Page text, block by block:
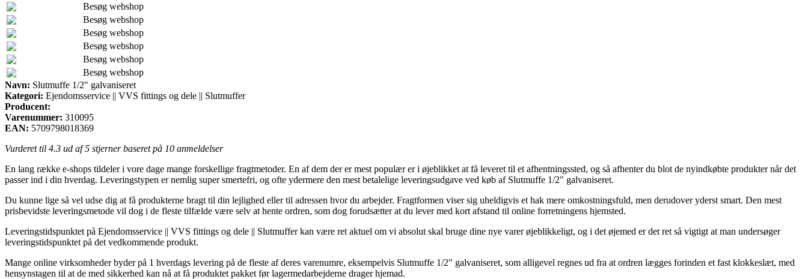
Besøg webshop
Besøg webshop
Besøg webshop
Besøg webshop
Besøg webshop
Besøg webshop
Navn: Slutmuffe 1/2" galvaniseret
Kategori: Ejendomsservice || VVS fittings og dele || Slutmuffer
Producent:
Varenummer: 310095
EAN: 5709798018369
Vurderet til 4.3 ud af 5 stjerner baseret på 10 anmeldelser
En lang række e-shops tildeler i vore dage mange forskellige fragtmetoder. En af dem der er mest populær er i øjeblikket at få leveret til et afhentningssted, og så afhenter du blot de nyindkøbte produkter når det
passer ind i din hverdag. Leveringstypen er nemlig super smertefri, og ofte ydermere den mest betalelige leveringsudgave ved køb af Slutmuffe 1/2" galvaniseret.
Du kunne lige så vel udse dig at få produkterne bragt til din lejlighed eller til adressen hvor du arbejder. Fragtformen viser sig uheldigvis et hak mere omkostningsfuld, men derudover yderst smart. Den mest
prisbevidste leveringsmetode vil dog i de fleste tilfælde være selv at hente ordren, som dog forudsætter at du lever med kort afstand til online forretningens hjemsted.
Leveringstidspunktet på Ejendomsservice || VVS fittings og dele || Slutmuffer kan være ret aktuel om vi absolut skal bruge dine nye varer øjeblikkeligt, og i det øjemed er det ret så vigtigt at man undersøger
leveringstidspunktet på det vedkommende produkt.
Mange online virksomheder byder på 1 hverdags levering på de fleste af deres varenumre, eksempelvis Slutmuffe 1/2" galvaniseret, som alligevel regnes ud fra at ordren lægges forinden et fast klokkeslæt, med
hensynstagen til at de med sikkerhed kan nå at få produktet pakket før lagermedarbejderne drager hjemad.